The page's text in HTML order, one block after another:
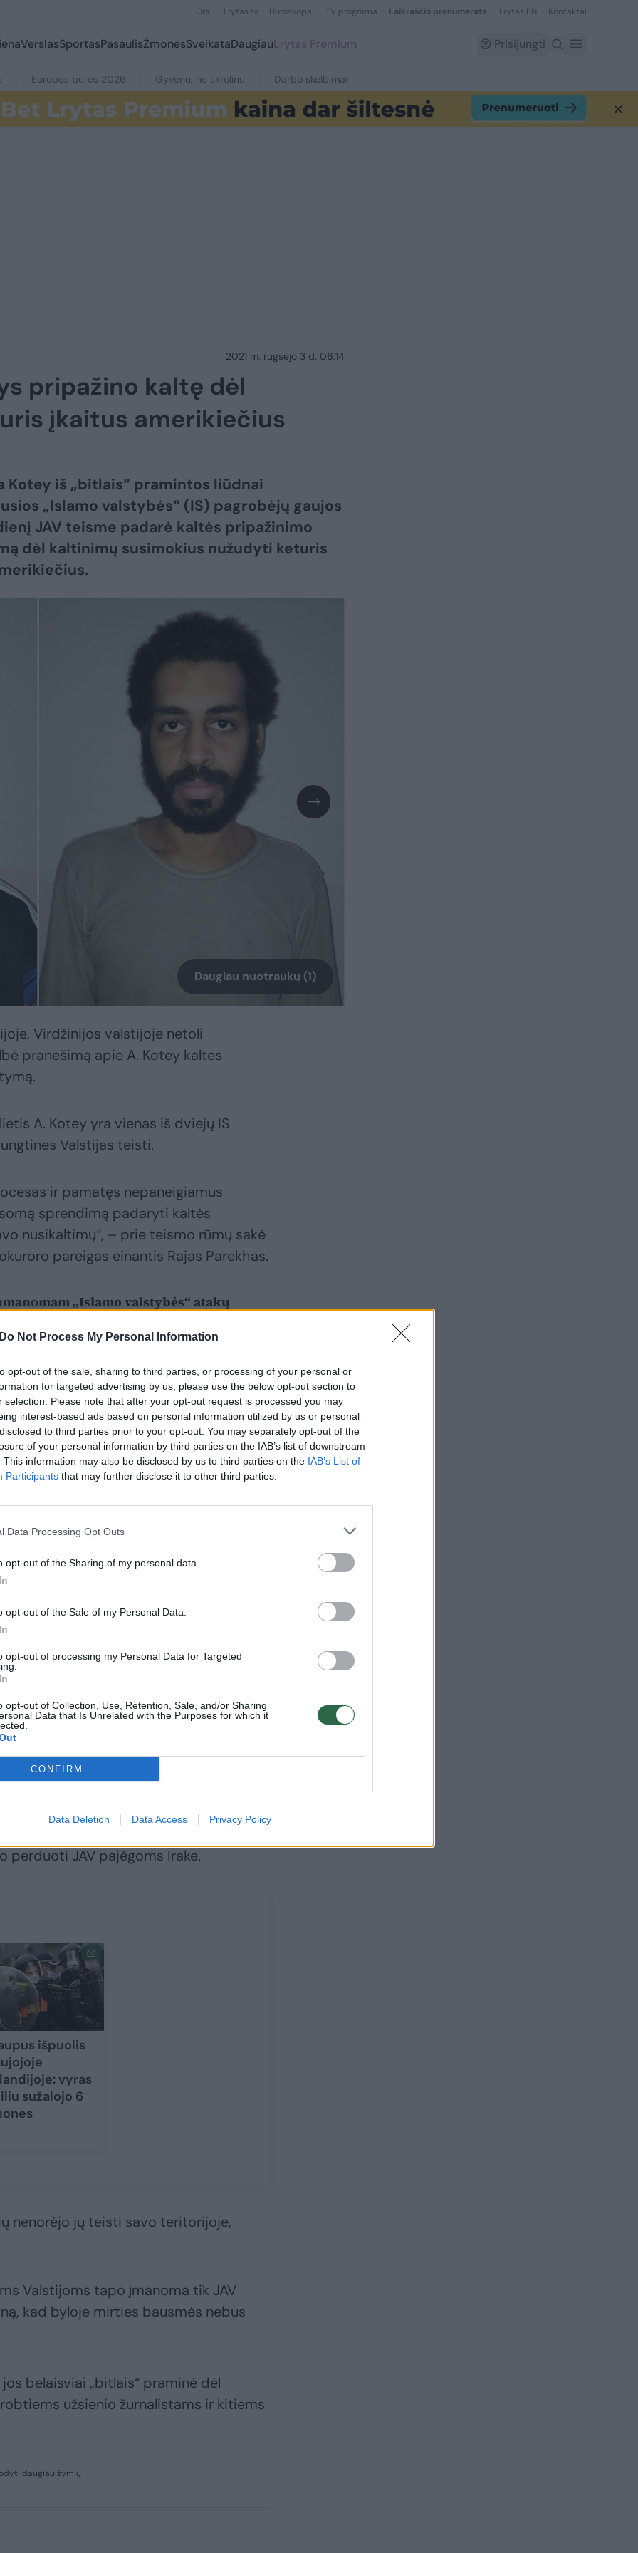
Do Not Process My Personal Information
opt-out of the sale, sharing to third parties, or processing of your personal or
for targeted advertising by us, please use the below opt-out section to
selection. Please note that after your opt-out request is processed you may
interest-based ads based on personal information utilized by us or personal
to third parties prior to your opt-out. You may separately opt-out of the
of your personal information by third parties on the IAB’s list of downstream
This information may also be disclosed by us to third parties on the IAB’s List of
Participants that may further disclose it to other third parties.
Data Processing Opt Outs
opt-out of the Sharing of my personal data.
opt-out of the Sale of my Personal Data.
opt-out of processing my Personal Data for Targeted
opt-out of Collection, Use, Retention, Sale, and/or Sharing
Data that Is Unrelated with the Purposes for which it
CONFIRM
Data Deletion Data Access Privacy Policy
Orai Lrytas.tv Horoskopai TV programa Laikraščio prenumerata Lrytas EN Kontaktai
VerslasSportasPasaulisŽmonėsSveikataDaugiauLrytas Premium Prisijungti
Europos burės 2026 Gyvenu, ne skrolinu Darbo skelbimai
2021 m. rugsėjo 3 d. 06:14
pripažino kaltę dėl
įkaitus amerikiečius
Kotey iš „bitlais“ pramintos liūdnai
„Islamo valstybės“ (IS) pagrobėjų gaujos
JAV teisme padarė kaltės pripažinimo
dėl kaltinimų susimokius nužudyti keturis
Daugiau nuotraukų (1)
Virdžinijos valstijoje netoli
pranešimą apie A. Kotey kaltės
A. Kotey yra vienas iš dviejų IS
Valstijas teisti.
ir pamatęs nepaneigiamus
sprendimą padaryti kaltės
nusikaltimų“, – prie teismo rūmų sakė
pareigas einantis Rajas Parekhas.
„Islamo valstybės“ atakų
išlieka
praleisti kalėjime“, – pridūrė R.
el Sheikhas spalį buvo
nužudant amerikiečių
Sotloffą ir pagalbos darbuotojus
sausį Sirijoje sučiupo šios šalies
perduoti JAV pajėgoms Irake.
išpuolis
vyras
sužalojo 6
nenorėjo jų teisti savo teritorijoje,
Valstijoms tapo įmanoma tik JAV
kad byloje mirties bausmės nebus
belaisviai „bitlais“ praminė dėl
užsienio žurnalistams ir kitiems
daugiau žymių